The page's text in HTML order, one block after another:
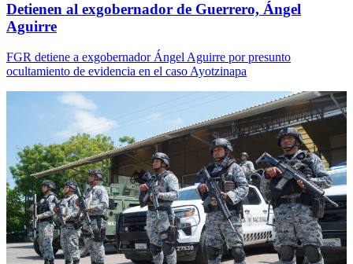
Detienen al exgobernador de Guerrero, Ángel
Aguirre
FGR detiene a exgobernador Ángel Aguirre por presunto
ocultamiento de evidencia en el caso Ayotzinapa